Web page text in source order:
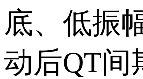
底、低振
动后QT间